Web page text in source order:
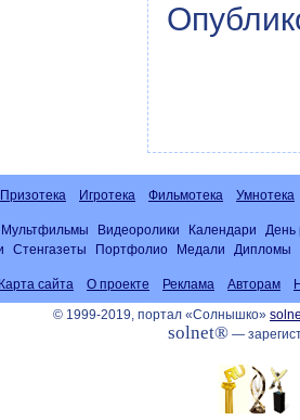
Призотека Игротека Фильмотека Умнотека
Мультфильмы Видеоролики Календари
День
Стенгазеты Портфолио Медали Дипломы
Карта сайта О проекте Реклама Авторам
© 1999-2019, портал «Солнышко»
solnet®—